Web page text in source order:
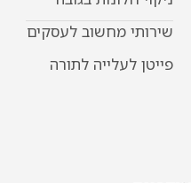
שירותי מחשוב לעסקים
פייטן לעלייה לתורה